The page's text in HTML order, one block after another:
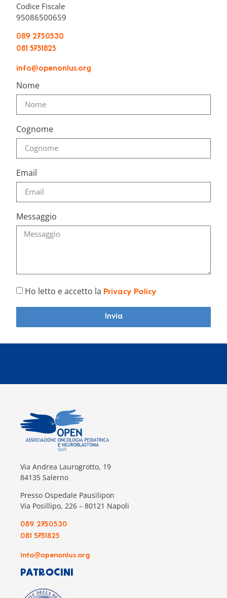
Codice Fiscale
95086500659
089 2750530
081 5751825
info@openonlus.org
Nome
Cognome
Email
Messaggio
Ho letto e accetto la Privacy Policy
Invia
Via Andrea Laurogrotto, 19
84135 Salerno
Presso Ospedale Pausilipon
Via Posillipo, 226 – 80121 Napoli
089 2750530
081 5751825
info@openonlus.org
PATROCINI